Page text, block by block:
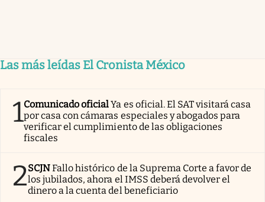
Las más leídas El Cronista México
1Comunicado oficialYa es oficial. El SAT visitará casa
por casa con cámaras especiales y abogados para
verificar el cumplimiento de las obligaciones
fiscales
2SCJNFallo histórico de la Suprema Corte a favor de
los jubilados, ahora el IMSS deberá devolver el
dinero a la cuenta del beneficiario